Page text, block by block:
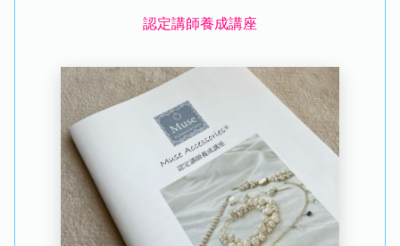
認定講師養成講座